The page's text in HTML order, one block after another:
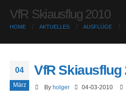
VfR Skiausflug 2010
HOME AKTUELLES AUSFLÜGE
04
März
VfR Skiausflug
By holger 04-03-2010